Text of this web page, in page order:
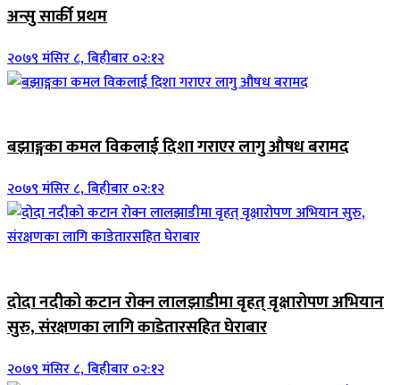
अन्सु सार्की प्रथम
२०७९ मंसिर ८, बिहीबार ०२:१२
बझाङ्गका कमल विकलाई दिशा गराएर लागु औषध बरामद
२०७९ मंसिर ८, बिहीबार ०२:१२
दोदा नदीको कटान रोक्न लालझाडीमा वृहत् वृक्षारोपण अभियान
सुरु, संरक्षणका लागि काडेतारसहित घेराबार
२०७९ मंसिर ८, बिहीबार ०२:१२